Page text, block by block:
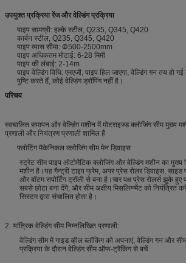
उपयुक्त प्रक्रिया रेंज और वेल्डिंग प्रक्रिया
पाइप सामग्री: हल्के स्टील, Q235, Q345, Q420
कार्बन स्टील, Q235, Q345, Q420
पाइप व्यास सीमा: Φ500-2500mm
पाइप अधिकतम मोटाई: 6-28 मिमी
पाइप की लंबाई: 2-14m
पाइप वेल्डिंग विधि: एमएजी, पाइप हिल जाएगा, वेल्डिंग गन तय हो
पुष्टि करते हैं, कोई वेल्डिंग ड्रॉपिंग नहीं है।
परिचय
स्वचालित समापन और वेल्डिंग मशीन में मोटराइज्ड क्लोजिंग सीम मुख्य
प्रणाली और नियंत्रण प्रणाली शामिल हैं
फ्लोटिंग मैकेनिकल क्लोजिंग सीम मेन डिवाइस
स्ट्रेट सीम पाइप ऑटोमैटिक क्लोजिंग और वेल्डिंग मशीन का मुख्य
मशीन है।यह गैन्ट्री टाइप फ्रेम, अपर प्रेस रोलर डिवाइस, साइड
और बॉटम सपोर्टिंग ट्रॉली से बना है।चार पक्ष प्रेस रोलर्स झुके
सबसे छोटा बना देंगे, और सीम अक्षीय मिसलिग्न्मेंट को नियंत्रित
सिस्टम द्वारा संचालित होता है।
2. यांत्रिक वेल्डिंग सीम निम्नलिखित प्रणाली:
वेल्डिंग सीम में गाइड व्हील ब्लॉकिंग को अपनाएं, वेल्डिंग गन और
प्रक्रिया के दौरान वेल्डिंग सीम ऑफ-ट्रैकिंग से बचें